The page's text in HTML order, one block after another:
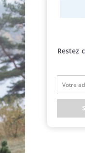
Restez